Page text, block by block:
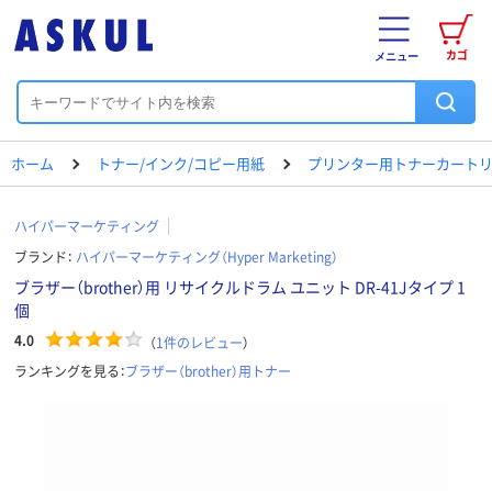
カゴ
メニュー
ホーム トナー/インク/コピー用紙 プリンター用トナーカート
ハイパーマーケティング
ブランド： ハイパーマーケティング（Hyper Marketing）
ブラザー（brother）用 リサイクルドラム ユニット DR-41Jタイプ 1
個
4.0 （1件のレビュー）
ランキングを見る：ブラザー（brother）用トナー